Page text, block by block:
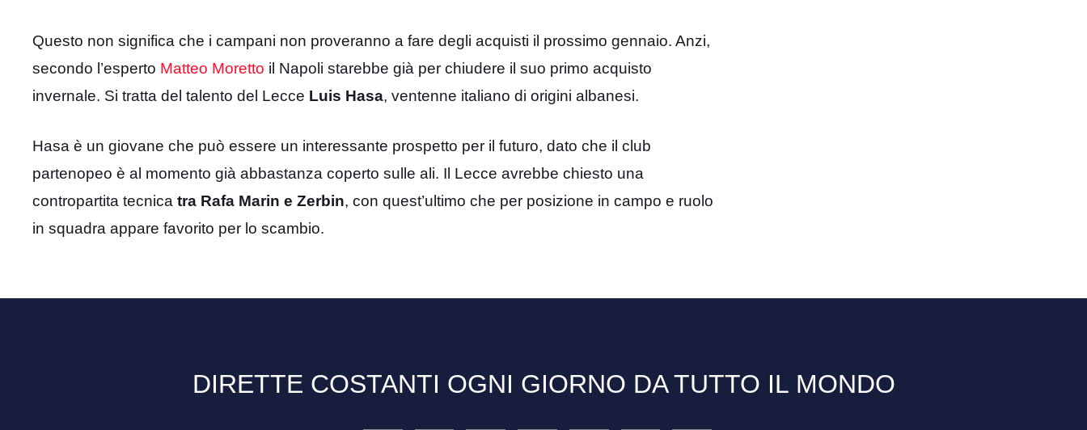
Questo non significa che i campani non proveranno a fare degli acquisti il prossimo gennaio. Anzi,
secondo l’esperto Matteo Moretto il Napoli starebbe già per chiudere il suo primo acquisto
invernale. Si tratta del talento del Lecce Luis Hasa, ventenne italiano di origini albanesi.
Hasa è un giovane che può essere un interessante prospetto per il futuro, dato che il club
partenopeo è al momento già abbastanza coperto sulle ali. Il Lecce avrebbe chiesto una
contropartita tecnica tra Rafa Marin e Zerbin, con quest’ultimo che per posizione in campo e ruolo
in squadra appare favorito per lo scambio.
DIRETTE COSTANTI OGNI GIORNO DA TUTTO IL MONDO